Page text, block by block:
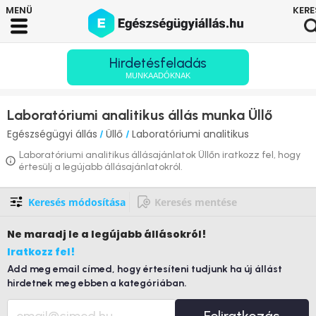
Hirdetésfeladás
MUNKAADÓKNAK
Laboratóriumi analitikus állás munka Üllő
Egészségügyi állás / Üllő / Laboratóriumi analitikus
Laboratóriumi analitikus állásajánlatok Üllőn iratkozz fel, hogy
értesülj a legújabb állásajánlatokról.
Keresés módosítása Keresés mentése
Ne maradj le a legújabb állásokról!
Iratkozz fel!
Add meg email címed, hogy értesíteni tudjunk ha új állást
hirdetnek meg ebben a kategóriában.